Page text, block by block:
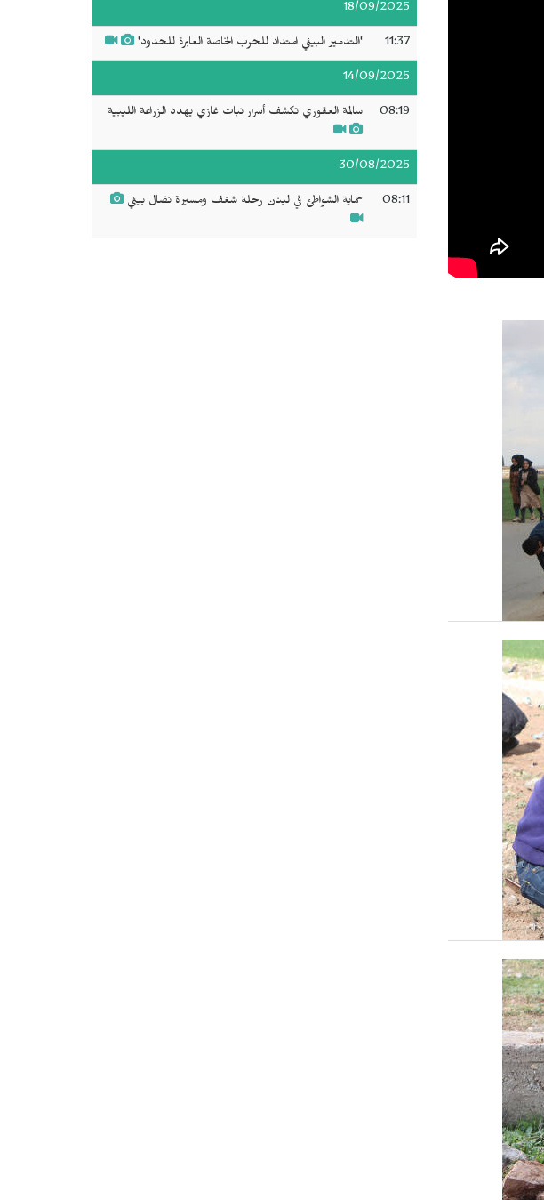
18/09/2025
11:37 'التدمير البيئي امتداد للحرب الخاصة العابرة للحدود'
14/09/2025
08:19 سالمة العقوري تكشف أسرار نبات غازي يهدد الزراعة الليبية
30/08/2025
08:11 حماية الشواطئ في لبنان رحلة شغف ومسيرة نضال بيئي